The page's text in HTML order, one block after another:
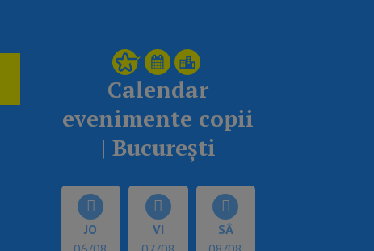
Calendar
evenimente copii
| București
JO
VI
SÂ